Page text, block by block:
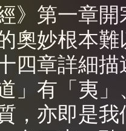
》第一章開
奧妙根本難
四章詳細
」有「夷」
，亦即是